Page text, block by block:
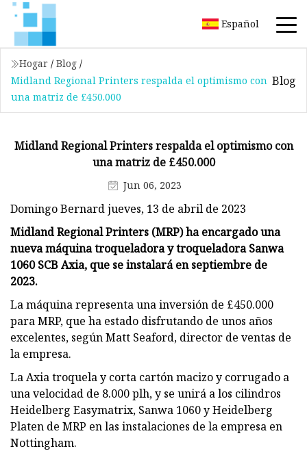
Español
Hogar / Blog /
Midland Regional Printers respalda el optimismo con
una matriz de £450.000
Blog
Midland Regional Printers respalda el optimismo con
una matriz de £450.000
Jun 06, 2023
Domingo Bernard jueves, 13 de abril de 2023
Midland Regional Printers (MRP) ha encargado una
nueva máquina troqueladora y troqueladora Sanwa
1060 SCB Axia, que se instalará en septiembre de
2023.
La máquina representa una inversión de £450.000
para MRP, que ha estado disfrutando de unos años
excelentes, según Matt Seaford, director de ventas de
la empresa.
La Axia troquela y corta cartón macizo y corrugado a
una velocidad de 8.000 plh, y se unirá a los cilindros
Heidelberg Easymatrix, Sanwa 1060 y Heidelberg
Platen de MRP en las instalaciones de la empresa en
Nottingham.